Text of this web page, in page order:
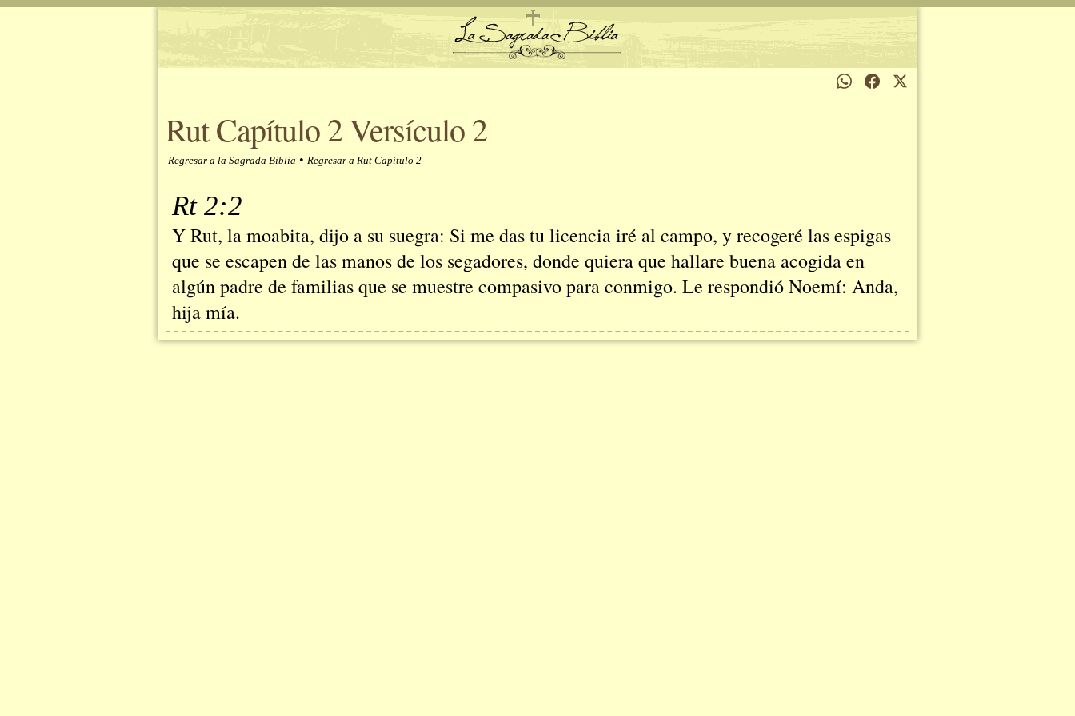
Rut Capítulo 2 Versículo 2
Regresar a la Sagrada Biblia • Regresar a Rut Capítulo 2
Rt 2:2
Y Rut, la moabita, dijo a su suegra: Si me das tu licencia iré al campo, y recogeré las espigas
que se escapen de las manos de los segadores, donde quiera que hallare buena acogida en
algún padre de familias que se muestre compasivo para conmigo. Le respondió Noemí: Anda,
hija mía.